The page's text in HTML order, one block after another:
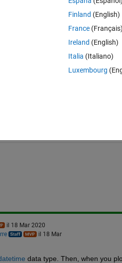
lable, you can find attached file
il 18 Mar 2020
il 18 Mar
data type. Then, when you
Finland (English)
France (Français)
Ireland (English)
Italia (Italiano)
Luxembourg